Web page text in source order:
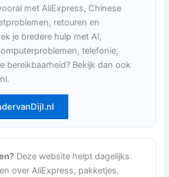
met AliExpress, Chinese
retouren en
je bredere hulp met AI,
telefonie,
bereikbaarheid? Bekijk dan ook
Deze website helpt dagelijks
over AliExpress, pakketjes,